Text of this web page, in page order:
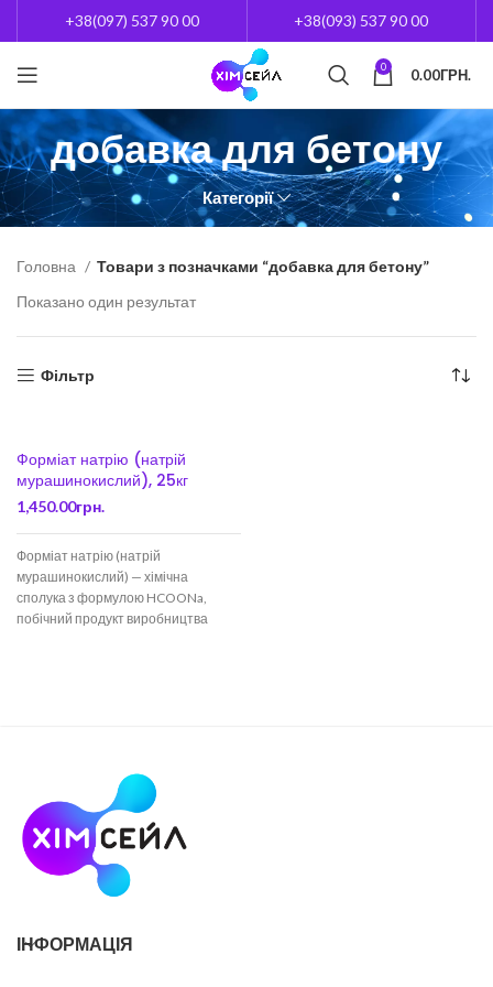
+38(097) 537 90 00 +38(093) 537 90 00
0 0.00ГРН.
добавка для бетону
Категорії
Головна
Товари з позначками “добавка для бетону”
Показано один результат
Фільтр
Форміат натрію (натрій
мурашинокислий), 25кг
1,450.00грн.
Форміат натрію (натрій
мурашинокислий) — хімічна
сполука з формулою HCOONa,
побічний продукт виробництва
ІНФОРМАЦІЯ